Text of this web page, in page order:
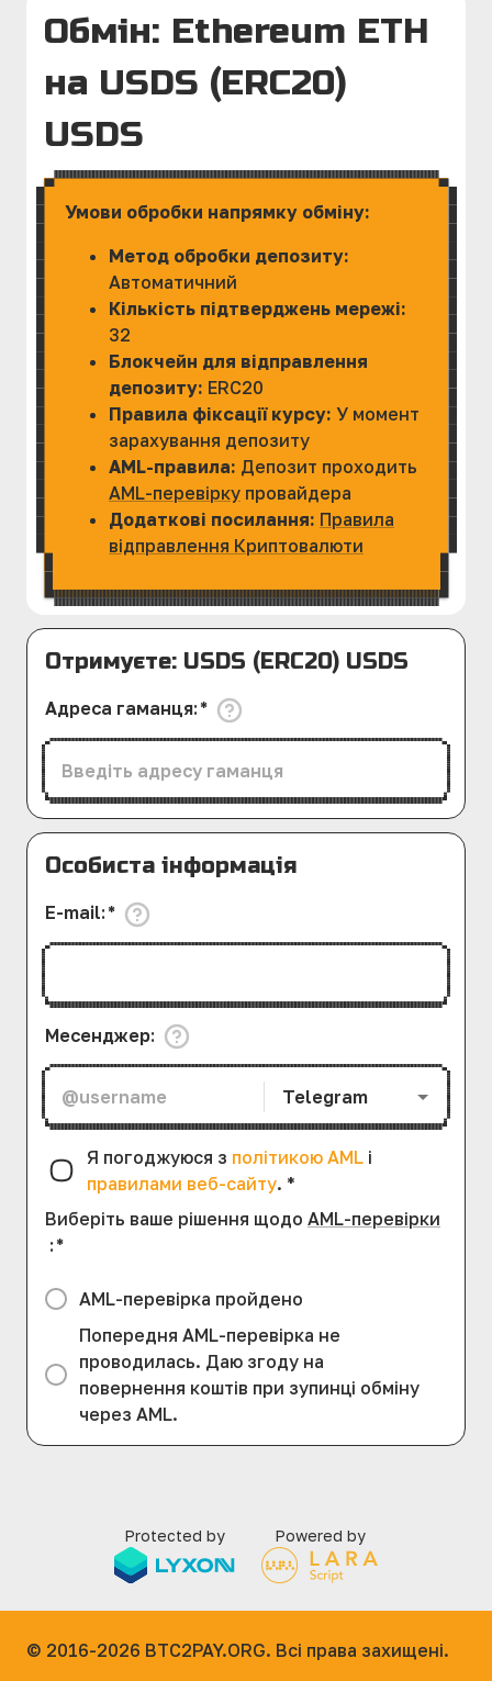
Обмін: Ethereum ETH
на USDS (ERC20)
USDS
Умови обробки напрямку обміну:
Метод обробки депозиту:
Автоматичний
Кількість підтверджень мережі:
32
Блокчейн для відправлення
депозиту: ERC20
Правила фіксації курсу: У момент
зарахування депозиту
AML-правила: Депозит проходить
AML-перевірку провайдера
Додаткові посилання: Правила
відправлення Криптовалюти
Отримуєте: USDS (ERC20) USDS
Адреса гаманця: *
Особиста інформація
E-mail: *
Месенджер:
Telegram
Я погоджуюся з політикою AML і
правилами веб-сайту. *
Виберіть ваше рішення щодо AML-перевірки
: *
AML-перевірка пройдено
Попередня AML-перевірка не
проводилась. Даю згоду на
повернення коштів при зупинці обміну
через AML.
Protected by Powered by
© 2016-2026 BTC2PAY.ORG. Всі права захищені.